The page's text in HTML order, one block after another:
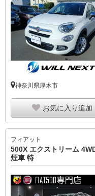
神奈川県厚木市
お気に入り追加
フィアット
500X エクストリーム
煙車 特